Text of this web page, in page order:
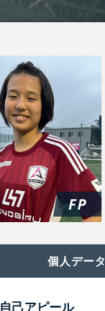
FP
個人データ
自己アピール